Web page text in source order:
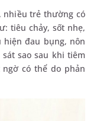
nhiều trẻ thường có
tiêu chảy, sốt nhẹ,
đau bụng, nôn
sao sau khi tiêm
có thể do phản